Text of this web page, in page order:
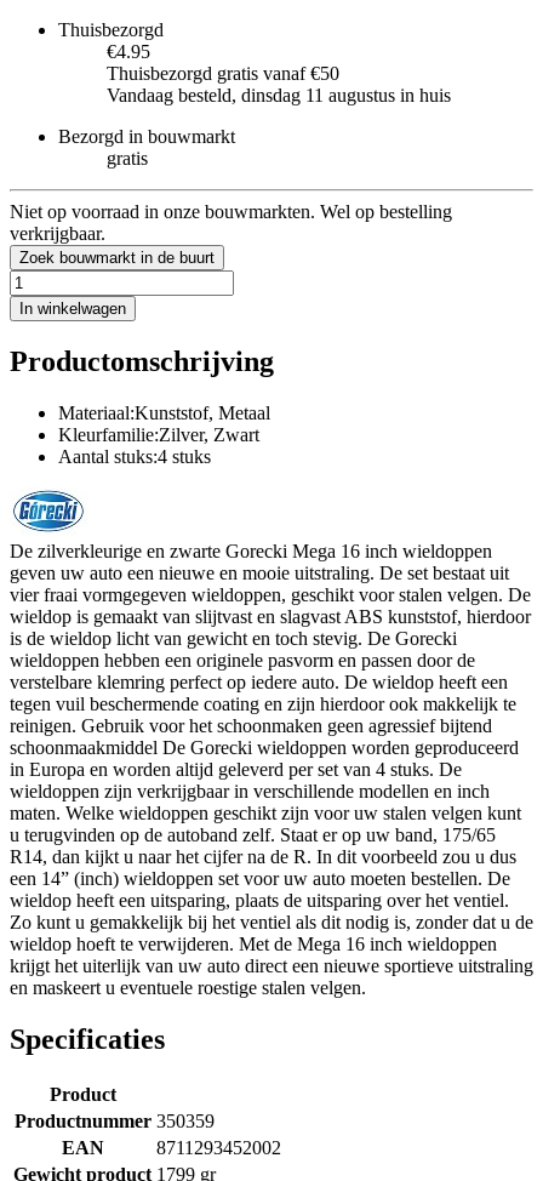
Thuisbezorgd
€4.95
Thuisbezorgd gratis vanaf €50
Vandaag besteld, dinsdag 11 augustus in huis
Bezorgd in bouwmarkt
gratis
Niet op voorraad in onze bouwmarkten. Wel op bestelling
verkrijgbaar.
Zoek bouwmarkt in de buurt
In winkelwagen
Productomschrijving
Materiaal:Kunststof, Metaal
Kleurfamilie:Zilver, Zwart
Aantal stuks:4 stuks
De zilverkleurige en zwarte Gorecki Mega 16 inch wieldoppen
geven uw auto een nieuwe en mooie uitstraling. De set bestaat uit
vier fraai vormgegeven wieldoppen, geschikt voor stalen velgen. De
wieldop is gemaakt van slijtvast en slagvast ABS kunststof, hierdoor
is de wieldop licht van gewicht en toch stevig. De Gorecki
wieldoppen hebben een originele pasvorm en passen door de
verstelbare klemring perfect op iedere auto. De wieldop heeft een
tegen vuil beschermende coating en zijn hierdoor ook makkelijk te
reinigen. Gebruik voor het schoonmaken geen agressief bijtend
schoonmaakmiddel De Gorecki wieldoppen worden geproduceerd
in Europa en worden altijd geleverd per set van 4 stuks. De
wieldoppen zijn verkrijgbaar in verschillende modellen en inch
maten. Welke wieldoppen geschikt zijn voor uw stalen velgen kunt
u terugvinden op de autoband zelf. Staat er op uw band, 175/65
R14, dan kijkt u naar het cijfer na de R. In dit voorbeeld zou u dus
een 14” (inch) wieldoppen set voor uw auto moeten bestellen. De
wieldop heeft een uitsparing, plaats de uitsparing over het ventiel.
Zo kunt u gemakkelijk bij het ventiel als dit nodig is, zonder dat u de
wieldop hoeft te verwijderen. Met de Mega 16 inch wieldoppen
krijgt het uiterlijk van uw auto direct een nieuwe sportieve uitstraling
en maskeert u eventuele roestige stalen velgen.
Specificaties
Product
Productnummer 350359
EAN
8711293452002
Gewicht product 1799 gr